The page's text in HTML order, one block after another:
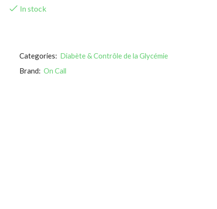
In stock
Categories: Diabète & Contrôle de la Glycémie
Brand: On Call